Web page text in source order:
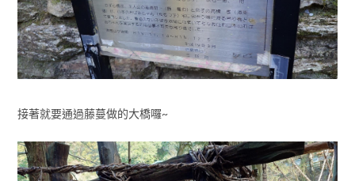
接著就要通過藤蔓做的大橋囉~